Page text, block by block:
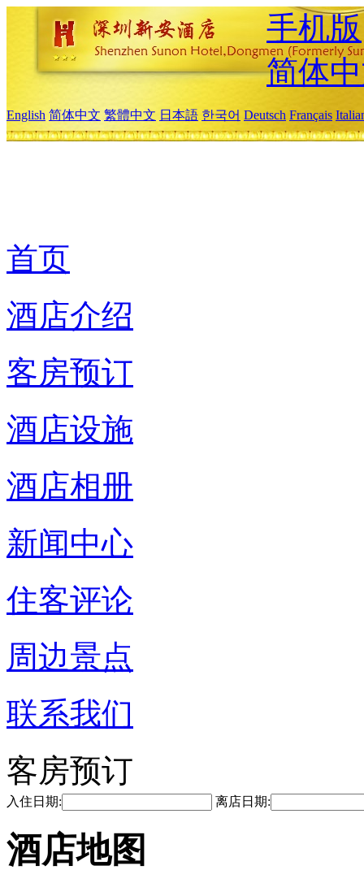
手机版
简体
English 简体中文 繁體中文 日本語 한국어 Deutsch Français
首页
酒店介绍
客房预订
酒店设施
酒店相册
新闻中心
住客评论
周边景点
联系我们
客房预订
入住日期: 离店日期:
酒店地图